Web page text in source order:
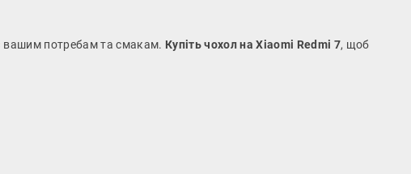
вашим потребам та смакам. Купіть чохол на Xiaomi Redmi 7, щоб